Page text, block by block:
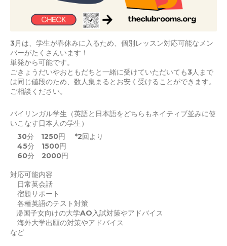
3月は、学生が春休みに入るため、個別レッスン対応可能なメン
バーがたくさんいます！
単発から可能です。
ごきょうだいやおともだちと一緒に受けていただいても3人まで
は同じ値段のため、数人集まるとお安く受けることができます。
ご相談ください。
バイリンガル学生（英語と日本語をどちらもネイティブ並みに使
いこなす日本人の学生）
30分 1250円 *2回より
45分 1500円
60分 2000円
対応可能内容
日常英会話
宿題サポート
各種英語のテスト対策
帰国子女向けの大学AO入試対策やアドバイス
海外大学出願の対策やアドバイス
など